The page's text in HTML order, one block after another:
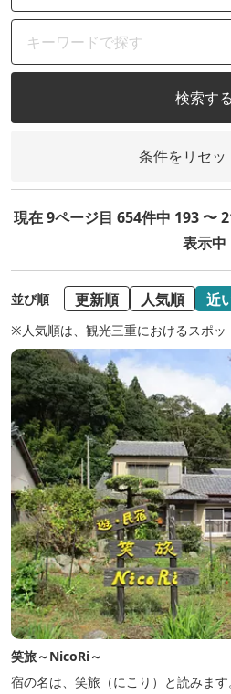
検索する
条件をリセッ
現在 9ページ目 654件中 193 〜
表示中
並び順 更新順 人気順 近
※人気順は、観光三重におけるスポッ
笑旅～NicoRi～
宿の名は、笑旅（にこり）と読みま